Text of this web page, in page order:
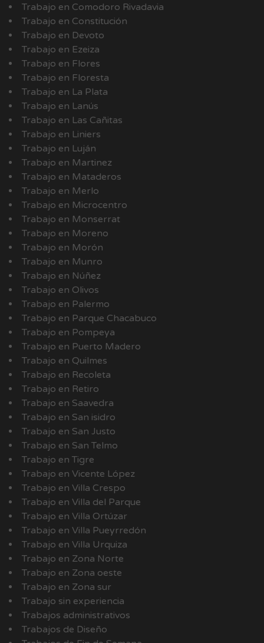
Trabajo en Comodoro Rivadavia
Trabajo en Constitución
Trabajo en Devoto
Trabajo en Ezeiza
Trabajo en Flores
Trabajo en Floresta
Trabajo en La Plata
Trabajo en Lanús
Trabajo en Las Cañitas
Trabajo en Liniers
Trabajo en Luján
Trabajo en Martinez
Trabajo en Mataderos
Trabajo en Merlo
Trabajo en Microcentro
Trabajo en Monserrat
Trabajo en Moreno
Trabajo en Morón
Trabajo en Munro
Trabajo en Núñez
Trabajo en Olivos
Trabajo en Palermo
Trabajo en Parque Chacabuco
Trabajo en Pompeya
Trabajo en Puerto Madero
Trabajo en Quilmes
Trabajo en Recoleta
Trabajo en Retiro
Trabajo en Saavedra
Trabajo en San isidro
Trabajo en San Justo
Trabajo en San Telmo
Trabajo en Tigre
Trabajo en Vicente López
Trabajo en Villa Crespo
Trabajo en Villa del Parque
Trabajo en Villa Ortúzar
Trabajo en Villa Pueyrredón
Trabajo en Villa Urquiza
Trabajo en Zona Norte
Trabajo en Zona oeste
Trabajo en Zona sur
Trabajo sin experiencia
Trabajos administrativos
Trabajos de Diseño